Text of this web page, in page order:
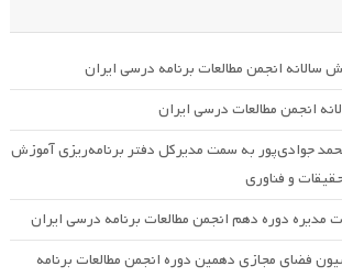
انجمن مطالعات برنامه درسی ایران
انجمن مطالعات درسی ایران
جوادی‌پور به سمت مدیرکل دفتر برنامه‌ریزی آموزش
و فناوری
مدیره دوره دهم انجمن مطالعات برنامه درسی ایران
فضای مجازی دهمین دوره انجمن مطالعات برنامه